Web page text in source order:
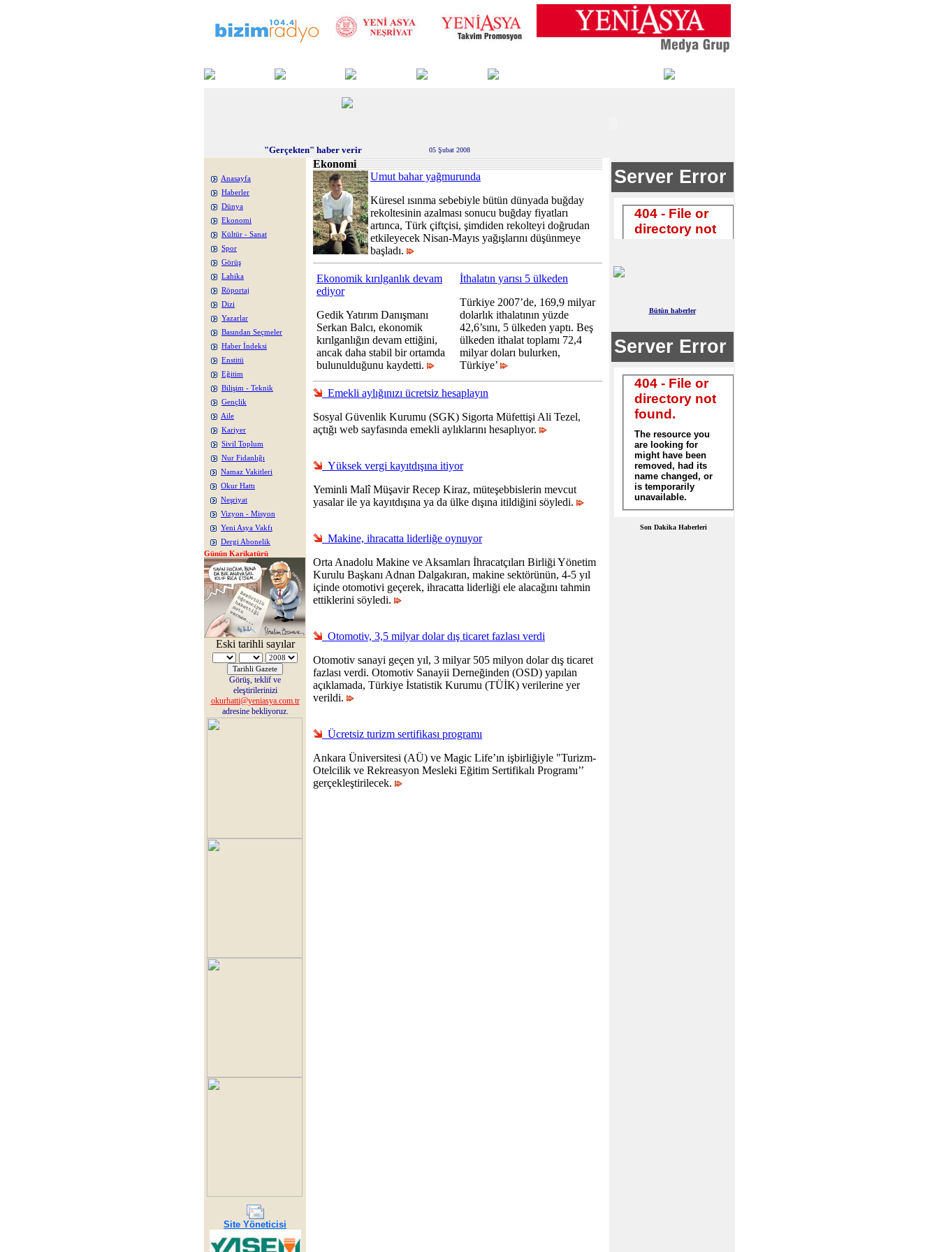
"Gerçekten" haber verir 05 Şubat 2008
Anasayfa
Haberler
Dünya
Ekonomi
Kültür - Sanat
Spor
Görüş
Lahika
Röportaj
Dizi
Yazarlar
Basından Seçmeler
Haber İndeksi
Enstitü
Eğitim
Bilişim - Teknik
Gençlik
Aile
Kariyer
Sivil Toplum
Nur Fidanlığı
Namaz Vakitleri
Okur Hattı
Neşriyat
Vizyon - Misyon
Yeni Asya Vakfı
Dergi Abonelik
Günün Karikatürü
Eski tarihli sayılar
Görüş, teklif ve
eleştirilerinizi
okurhatti@yeniasya.com.tr
adresine bekliyoruz.
Site Yöneticisi
Ekonomi
Umut bahar yağmurunda
Küresel ısınma sebebiyle bütün dünyada buğday
rekoltesinin azalması sonucu buğday fiyatları
artınca, Türk çiftçisi, şimdiden rekolteyi doğrudan
etkileyecek Nisan-Mayıs yağışlarını düşünmeye
başladı.
Ekonomik kırılganlık devam
ediyor
Gedik Yatırım Danışmanı
Serkan Balcı, ekonomik
kırılganlığın devam ettiğini,
ancak daha stabil bir ortamda
bulunulduğunu kaydetti.
İthalatın yarısı 5 ülkeden
Türkiye 2007’de, 169,9 milyar
dolarlık ithalatının yüzde
42,6’sını, 5 ülkeden yaptı. Beş
ülkeden ithalat toplamı 72,4
milyar doları bulurken,
Türkiye’
Emekli aylığınızı ücretsiz hesaplayın
Sosyal Güvenlik Kurumu (SGK) Sigorta Müfettişi Ali Tezel,
açtığı web sayfasında emekli aylıklarını hesaplıyor.
Yüksek vergi kayıtdışına itiyor
Yeminli Malî Müşavir Recep Kiraz, müteşebbislerin mevcut
yasalar ile ya kayıtdışına ya da ülke dışına itildiğini söyledi.
Makine, ihracatta liderliğe oynuyor
Orta Anadolu Makine ve Aksamları İhracatçıları Birliği Yönetim
Kurulu Başkanı Adnan Dalgakıran, makine sektörünün, 4-5 yıl
içinde otomotivi geçerek, ihracatta liderliği ele alacağını tahmin
ettiklerini söyledi.
Otomotiv, 3,5 milyar dolar dış ticaret fazlası verdi
Otomotiv sanayi geçen yıl, 3 milyar 505 milyon dolar dış ticaret
fazlası verdi. Otomotiv Sanayii Derneğinden (OSD) yapılan
açıklamada, Türkiye İstatistik Kurumu (TÜİK) verilerine yer
verildi.
Ücretsiz turizm sertifikası programı
Ankara Üniversitesi (AÜ) ve Magic Life’ın işbirliğiyle "Turizm-
Otelcilik ve Rekreasyon Mesleki Eğitim Sertifikalı Programı’’
gerçekleştirilecek.
Bütün haberler
Son Dakika Haberleri